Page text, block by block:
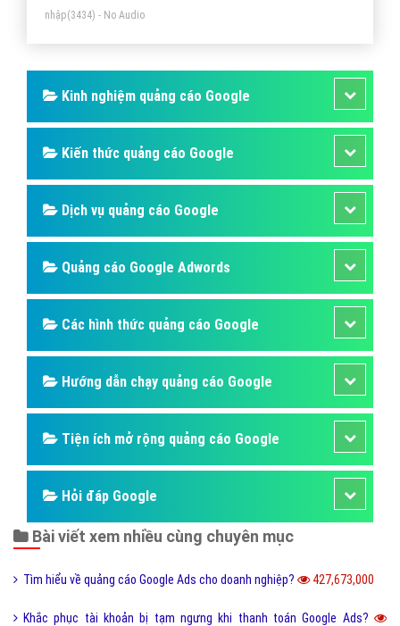
nhập(3434) - No Audio
Kinh nghiệm quảng cáo Google
Kiến thức quảng cáo Google
Dịch vụ quảng cáo Google
Quảng cáo Google Adwords
Các hình thức quảng cáo Google
Hướng dẫn chạy quảng cáo Google
Tiện ích mở rộng quảng cáo Google
Hỏi đáp Google
Bài viết xem nhiều cùng chuyên mục
Tìm hiểu về quảng cáo Google Ads cho doanh nghiệp? 427,673,000
Khắc phục tài khoản bị tạm ngưng khi thanh toán Google Ads?